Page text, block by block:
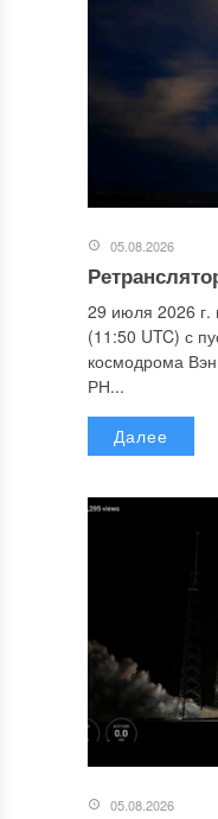
05.08.2026
29 июля 2026 г.
(11:50 UTC) с
космодрома
РН...
Далее
05.08.2026